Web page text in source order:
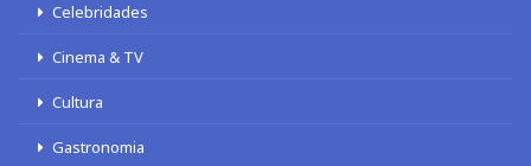
Celebridades
Cinema & TV
Cultura
Gastronomia